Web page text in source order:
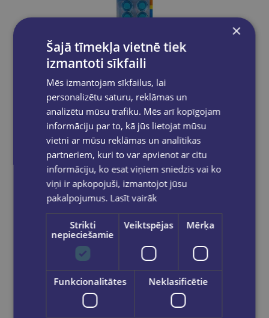
Pēdējais eks.
Caurspīdīgi magnēti,3cm,8gab.
€2.00
Ielikt grozā
×
Šajā tīmekļa vietnē tiek
izmantoti sīkfaili
Mēs izmantojam sīkfailus, lai
personalizētu saturu, reklāmas un
analizētu mūsu trafiku. Mēs arī kopīgojam
informāciju par to, kā jūs lietojat mūsu
vietni ar mūsu reklāmas un analītikas
partneriem, kuri to var apvienot ar citu
informāciju, ko esat viņiem sniedzis vai ko
viņi ir apkopojuši, izmantojot jūsu
pakalpojumus. Lasīt vairāk
Strikti
nepieciešamie
Veiktspējas Mērķa
Funkcionalitātes Neklasificētie